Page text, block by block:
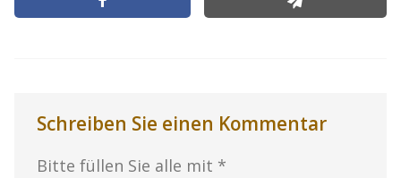
Schreiben Sie einen Kommentar
Bitte füllen Sie alle mit *